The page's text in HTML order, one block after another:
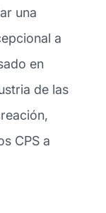
una
a
en
de las
CPS a